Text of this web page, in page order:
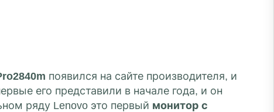
появился на сайте производителя, и
его представили в начале года, и он
ряду Lenovo это первый монитор с